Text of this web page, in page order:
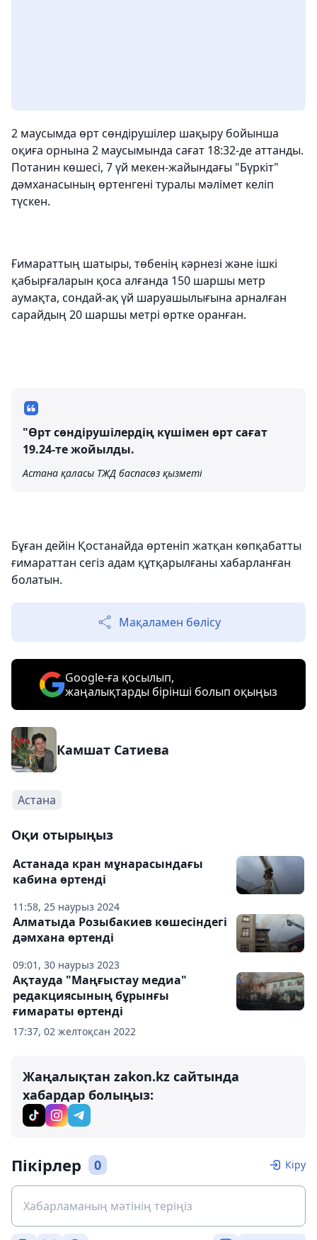
2 маусымда өрт сөндірушілер шақыру бойынша
оқиға орнына 2 маусымында сағат 18:32-де аттанды.
Потанин көшесі, 7 үй мекен-жайындағы "Бүркіт"
дәмханасының өртенгені туралы мәлімет келіп
түскен.
Ғимараттың шатыры, төбенің кәрнезі және ішкі
қабырғаларын қоса алғанда 150 шаршы метр
аумақта, сондай-ақ үй шаруашылығына арналған
сарайдың 20 шаршы метрі өртке оранған.
"Өрт сөндірушілердің күшімен өрт сағат
19.24-те жойылды.
Астана қаласы ТЖД баспасөз қызметі
Бұған дейін Қостанайда өртеніп жатқан көпқабатты
ғимараттан сегіз адам құтқарылғаны хабарланған
болатын.
Мақаламен бөлісу
Google-ға қосылып,
жаңалықтарды бірінші болып оқыңыз
Камшат Сатиева
Астана
Оқи отырыңыз
11:58, 25 наурыз 2024
Астанада кран мұнарасындағы
кабина өртенді
09:01, 30 наурыз 2023
Алматыда Розыбакиев көшесіндегі
дәмхана өртенді
17:37, 02 желтоқсан 2022
Ақтауда "Маңғыстау медиа"
редакциясының бұрынғы
ғимараты өртенді
Жаңалықтан zakon.kz сайтында
хабардар болыңыз:
Пікірлер 0 Кіру